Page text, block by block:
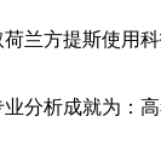
方提斯使用科
析成就为：高